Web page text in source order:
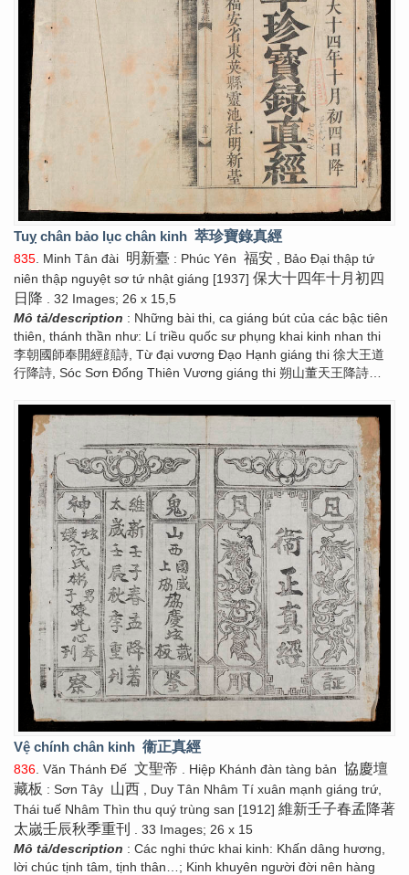
Tuỵ chân bảo lục chân kinh 萃珍寶錄真經
835 . Minh Tân đài 明新臺 : Phúc Yên 福安 , Bảo Đại thập tứ
niên thập nguyệt sơ tứ nhật giáng [1937] 保大十四年十月初四
日降 . 32 Images; 26 x 15,5
Mô tả/description : Những bài thi, ca giáng bút của các bậc tiên
thiên, thánh thần như: Lí triều quốc sư phụng khai kinh nhan thi
李朝國師奉開經顔詩, Từ đại vương Đạo Hạnh giáng thi 徐大王道
行降詩, Sóc Sơn Đổng Thiên Vương giáng thi 朔山董天王降詩…
Vệ chính chân kinh 衞正真經
836 . Văn Thánh Đế 文聖帝 . Hiệp Khánh đàn tàng bản 協慶壇
藏板 : Sơn Tây 山西 , Duy Tân Nhâm Tí xuân mạnh giáng trứ,
Thái tuế Nhâm Thìn thu quý trùng san [1912] 維新壬子春孟降著
太嵗壬辰秋季重刊
. 33 Images; 26 x 15
Mô tả/description : Các nghi thức khai kinh: Khấn dâng hương,
lời chúc tịnh tâm, tịnh thân…; Kinh khuyên người đời nên hàng